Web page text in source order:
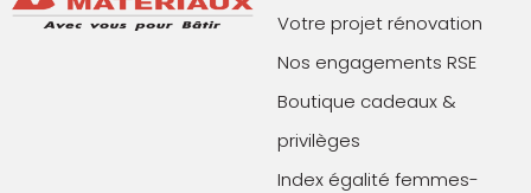
Votre projet rénovation
Nos engagements RSE
Boutique cadeaux &
privilèges
Index égalité femmes-